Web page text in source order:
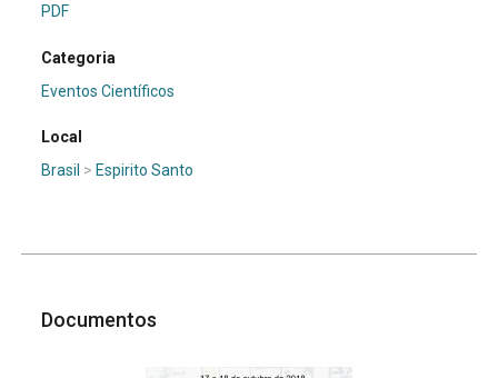
PDF
Categoria
Eventos Científicos
Local
Brasil > Espirito Santo
Documentos